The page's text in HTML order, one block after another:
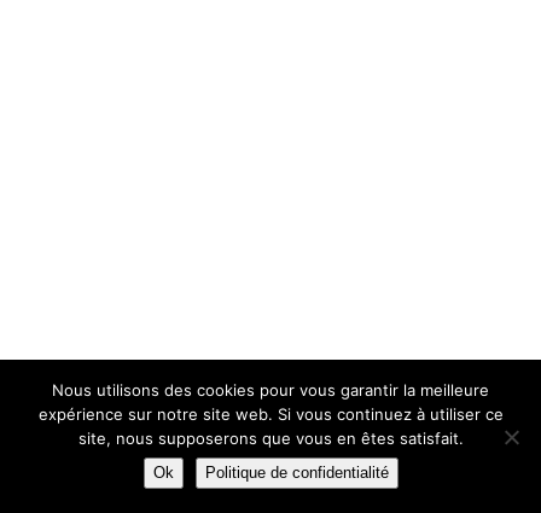
Nous utilisons des cookies pour vous garantir la meilleure
expérience sur notre site web. Si vous continuez à utiliser ce
site, nous supposerons que vous en êtes satisfait.
Ok Politique de confidentialité